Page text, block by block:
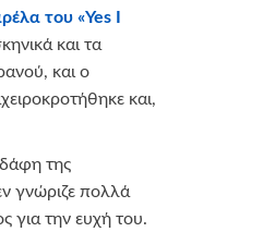
του «Yes
και τα
και ο
και,
της
γνώριζε πολλά
για την ευχή του.